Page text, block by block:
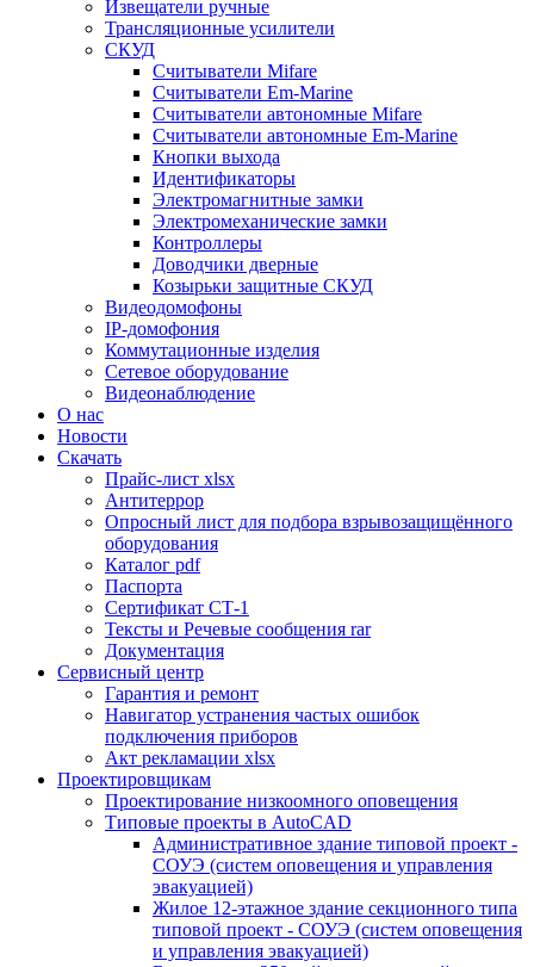
Извещатели ручные
Трансляционные усилители
СКУД
Считыватели Mifare
Считыватели Еm-Marine
Считыватели автономные Mifare
Считыватели автономные Em-Marine
Кнопки выхода
Идентификаторы
Электромагнитные замки
Электромеханические замки
Контроллеры
Доводчики дверные
Козырьки защитные СКУД
Видеодомофоны
IP-домофония
Коммутационные изделия
Сетевое оборудование
Видеонаблюдение
О нас
Новости
Скачать
Прайс-лист xlsx
Антитеррор
Опросный лист для подбора взрывозащищённого
оборудования
Каталог pdf
Паспорта
Сертификат СТ-1
Тексты и Речевые сообщения rar
Документация
Сервисный центр
Гарантия и ремонт
Навигатор устранения частых ошибок
подключения приборов
Акт рекламации xlsx
Проектировщикам
Проектирование низкоомного оповещения
Типовые проекты в AutoCAD
Административное здание типовой проект -
СОУЭ (систем оповещения и управления
эвакуацией)
Жилое 12-этажное здание секционного типа
типовой проект - СОУЭ (систем оповещения
и управления эвакуацией)